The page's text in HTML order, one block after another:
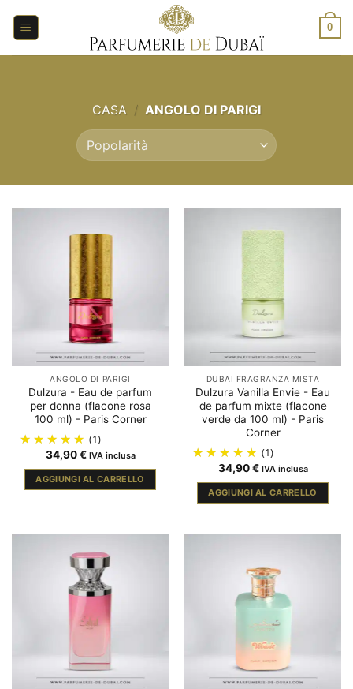
0
CASA / ANGOLO DI PARIGI
ANGOLO DI PARIGI
Dulzura - Eau de parfum
per donna (flacone rosa
100 ml) - Paris Corner
(1)
34,90€ IVA inclusa
AGGIUNGI AL CARRELLO
DUBAI FRAGRANZA MISTA
Dulzura Vanilla Envie - Eau
de parfum mixte (flacone
verde da 100 ml) - Paris
Corner
(1)
34,90€ IVA inclusa
AGGIUNGI AL CARRELLO